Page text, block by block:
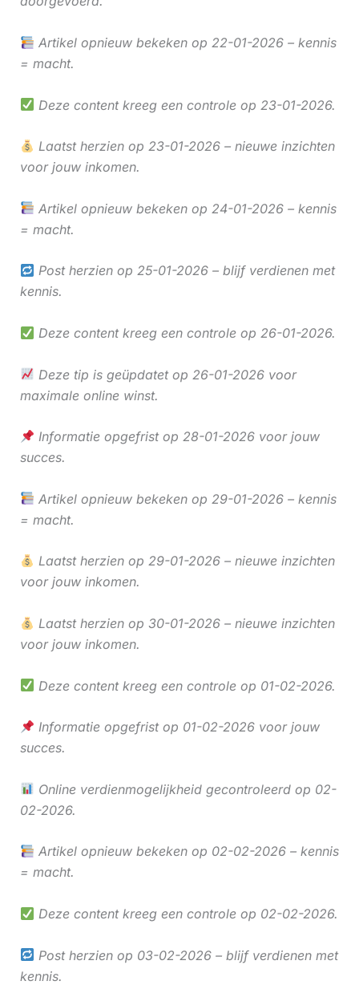
Artikel opnieuw bekeken op 22-01-2026 – kennis
= macht.
Deze content kreeg een controle op 23-01-2026.
Laatst herzien op 23-01-2026 – nieuwe inzichten
voor jouw inkomen.
Artikel opnieuw bekeken op 24-01-2026 – kennis
= macht.
Post herzien op 25-01-2026 – blijf verdienen met
kennis.
Deze content kreeg een controle op 26-01-2026.
Deze tip is geüpdatet op 26-01-2026 voor
maximale online winst.
Informatie opgefrist op 28-01-2026 voor jouw
succes.
Artikel opnieuw bekeken op 29-01-2026 – kennis
= macht.
Laatst herzien op 29-01-2026 – nieuwe inzichten
voor jouw inkomen.
Laatst herzien op 30-01-2026 – nieuwe inzichten
voor jouw inkomen.
Deze content kreeg een controle op 01-02-2026.
Informatie opgefrist op 01-02-2026 voor jouw
succes.
Online verdienmogelijkheid gecontroleerd op 02-
02-2026.
Artikel opnieuw bekeken op 02-02-2026 – kennis
= macht.
Deze content kreeg een controle op 02-02-2026.
Post herzien op 03-02-2026 – blijf verdienen met
kennis.